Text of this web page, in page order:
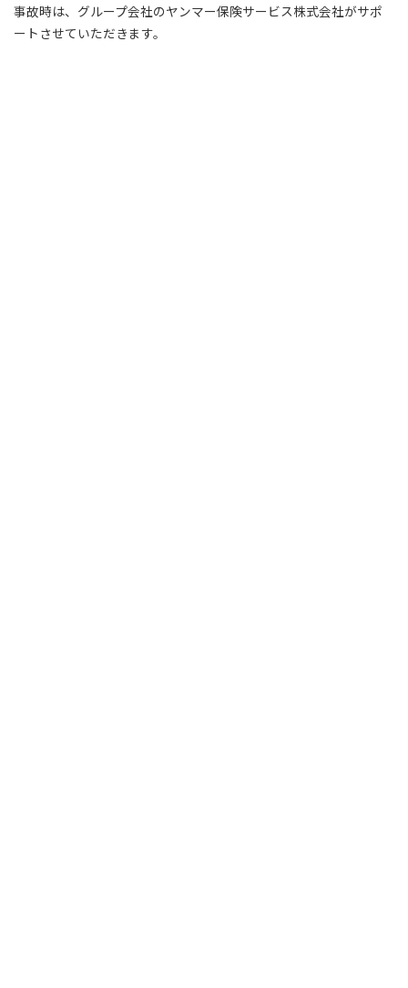
事故時は、グループ会社のヤンマー保険サービス株式会社がサポ
ートさせていただきます。